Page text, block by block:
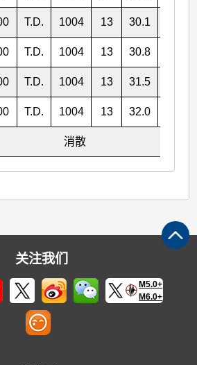
T.D. 1004 13 30.1
T.D. 1004 13 30.8
T.D. 1004 13 31.5
T.D. 1004 13 32.0
消散
关注我们
M5.0+
M6.0+